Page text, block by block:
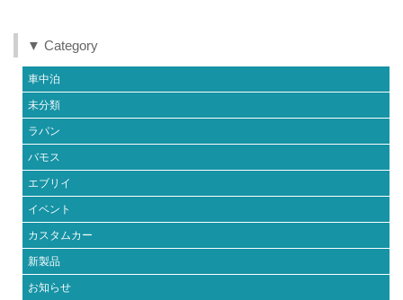
▼ Category
車中泊
未分類
ラパン
バモス
エブリイ
イベント
カスタムカー
新製品
お知らせ